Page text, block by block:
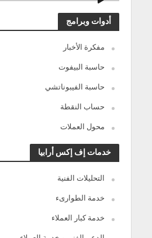
أدوات وبرامج
مفكرة الأخبار
حاسبة البيفوت
حاسبة الفيبوناتشي
حساب النقطة
محول العملات
خدمات إف إكس أرابيا
التحليلات الفنية
خدمة الطوارىء
خدمة كبار العملاء